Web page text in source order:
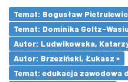
Temat: Bogusław
Temat: Dominika Goltz-
Autor: Ludwikowska,
Autor: Brzeziński, Łukasz ×
Temat: edukacja zawodowa